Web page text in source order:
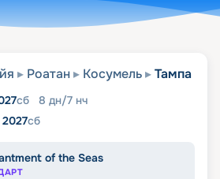
Роатан Косумель Тампа
сб 8 дн/7 нч
сб
of the Seas